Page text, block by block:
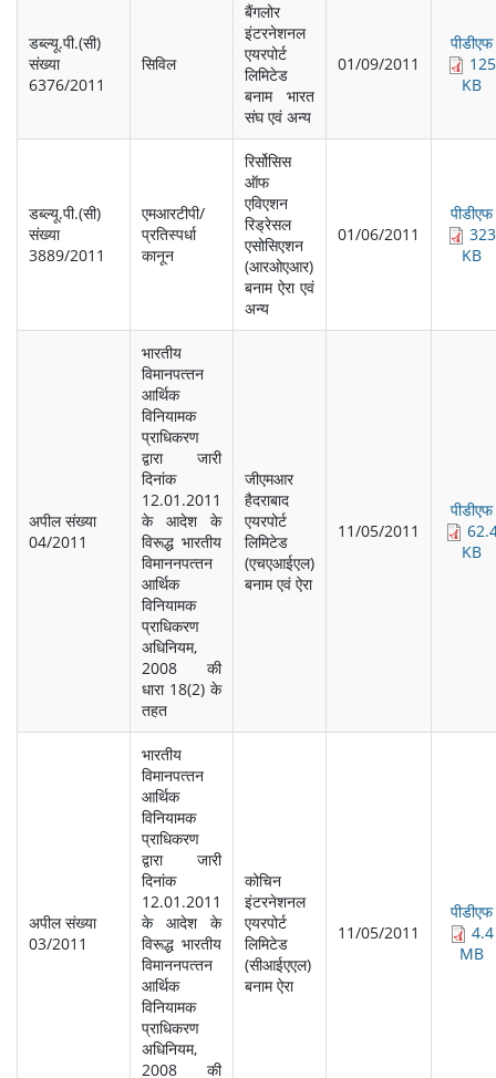
डब्‍ल्‍यू.पी.(सी)
संख्‍या
6376/2011
सिविल
बैंगलोर
इंटरनेशनल
एयरपोर्ट
लिमिटेड
बनाम भारत
संघ एवं अन्‍य
01/09/2011
पीडीएफ
125
KB
डब्‍ल्‍यू.पी.(सी)
संख्‍या
3889/2011
एमआरटीपी/
प्रतिस्‍पर्धा
कानून
रिर्सोसिस
ऑफ
एविएशन
रिड्रेसल
एसोसिएशन
(आरओएआर)
बनाम ऐरा एवं
अन्‍य
01/06/2011
पीडीएफ
323
KB
अपील संख्‍या
04/2011
भारतीय
विमानपत्‍तन
आर्थिक
विनियामक
प्राधिकरण
द्वारा जारी
दिनांक
12.01.2011
के आदेश के
विरूद्ध भारतीय
विमाननपत्‍तन
आर्थिक
विनियामक
प्राधिकरण
अधिनियम,
2008 की
धारा 18(2) के
तहत
जीएमआर
हैदराबाद
एयरपोर्ट
लिमिटेड
(एचएआईएल)
बनाम एवं ऐरा
11/05/2011
पीडीएफ
KB
अपील संख्‍या
03/2011
भारतीय
विमानपत्‍तन
आर्थिक
विनियामक
प्राधिकरण
द्वारा जारी
दिनांक
12.01.2011
के आदेश के
विरूद्ध भारतीय
विमाननपत्‍तन
आर्थिक
विनियामक
प्राधिकरण
अधिनियम,
2008 की
कोचिन
इंटरनेशनल
एयरपोर्ट
लिमिटेड
(सीआईएएल)
बनाम ऐरा
11/05/2011
पीडीएफ
4.4
MB